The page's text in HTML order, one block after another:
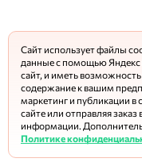
Сайт использует файлы
данные с помощью Яндекс
сайт, и иметь
содержание к вашим
маркетинг и публикации
сайте или отправляя
информации.
Политике